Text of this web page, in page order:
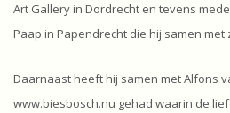
Art Gallery in Dordrecht en tevens
Paap in Papendrecht die hij samen met
Daarnaast heeft hij samen met Alfons
www.biesbosch.nu gehad waarin de